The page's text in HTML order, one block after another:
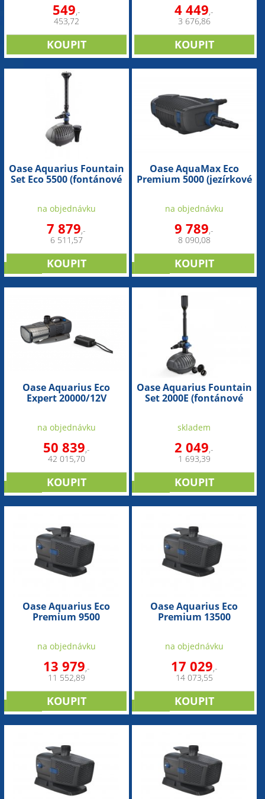
549,-
453,72
4 449,-
3 676,86
Oase Aquarius Fountain
Set Eco 5500 (fontánové
na objednávku
7 879,-
6 511,57
Oase AquaMax Eco
Premium 5000 (jezírkové
na objednávku
9 789,-
8 090,08
Oase Aquarius Eco
Expert 20000/12V
na objednávku
50 839,-
42 015,70
Oase Aquarius Fountain
Set 2000E (fontánové
skladem
2 049,-
1 693,39
Oase Aquarius Eco
Premium 9500
na objednávku
13 979,-
11 552,89
Oase Aquarius Eco
Premium 13500
na objednávku
17 029,-
14 073,55